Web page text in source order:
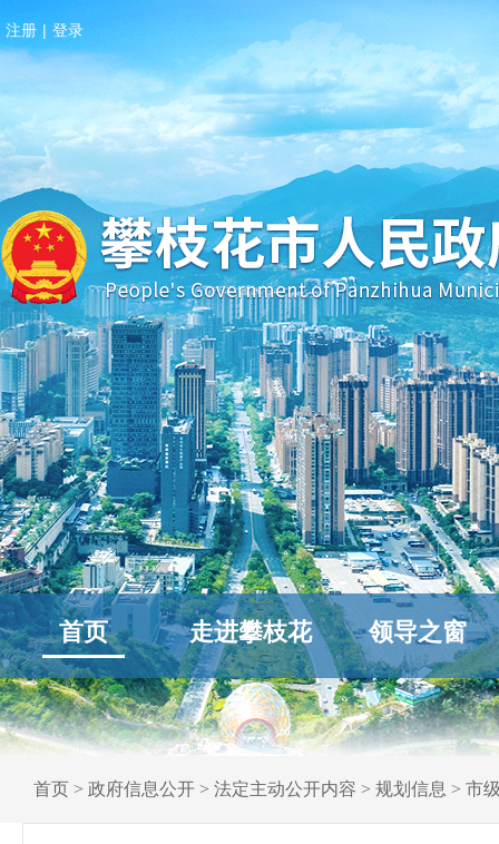
注册 | 登录
首页 走进攀枝花 领导之窗
首页 > 政府信息公开 > 法定主动公开内容 > 规划信息 > 市